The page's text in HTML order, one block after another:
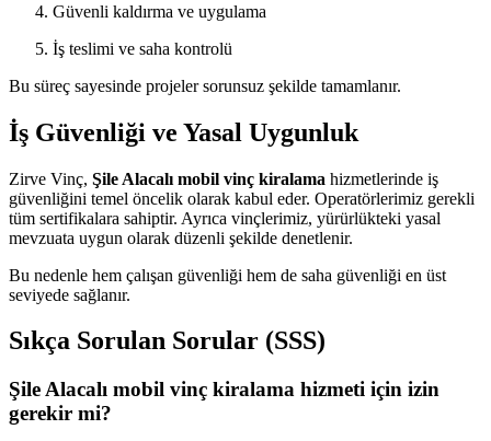
Güvenli kaldırma ve uygulama
İş teslimi ve saha kontrolü
Bu süreç sayesinde projeler sorunsuz şekilde tamamlanır.
İş Güvenliği ve Yasal Uygunluk
Zirve Vinç, Şile Alacalı mobil vinç kiralama hizmetlerinde iş
güvenliğini temel öncelik olarak kabul eder. Operatörlerimiz gerekli
tüm sertifikalara sahiptir. Ayrıca vinçlerimiz, yürürlükteki yasal
mevzuata uygun olarak düzenli şekilde denetlenir.
Bu nedenle hem çalışan güvenliği hem de saha güvenliği en üst
seviyede sağlanır.
Sıkça Sorulan Sorular (SSS)
Şile Alacalı mobil vinç kiralama hizmeti için izin
gerekir mi?